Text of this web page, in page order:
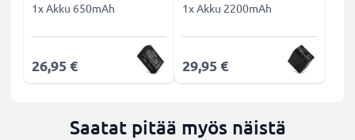
1x Akku 650mAh
26,95 €
1x Akku 2200mAh
29,95 €
Saatat pitää myös näistä